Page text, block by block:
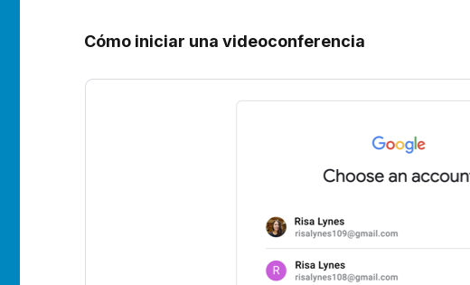
Cómo iniciar una videoconferencia